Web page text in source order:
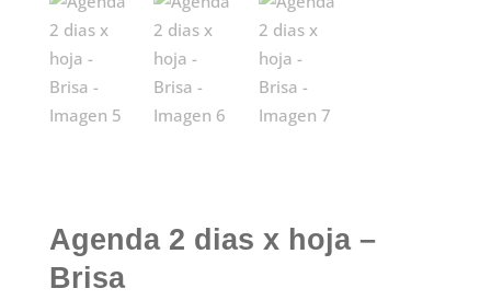
Agenda 2 dias x hoja –
Brisa